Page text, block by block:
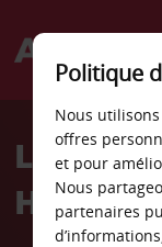
Welcome
Avis
Politique
Nous
offres
et pour
Nous
partenaires